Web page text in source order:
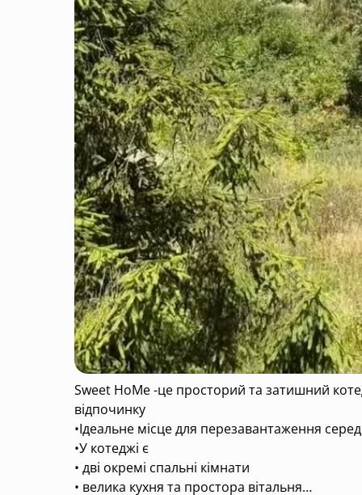
Sweet HoMe -це просторий та затишний
відпочинку
•Ідеальне місце для перезавантаження
•У котеджі є
• дві окремі спальні кімнати
• велика кухня та простора вітальня